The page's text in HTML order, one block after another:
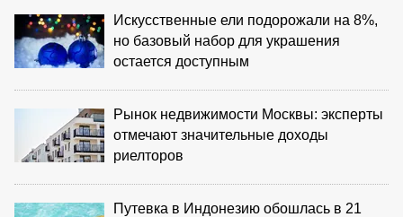
Искусственные ели подорожали на 8%,
но базовый набор для украшения
остается доступным
Рынок недвижимости Москвы: эксперты
отмечают значительные доходы
риелторов
Путевка в Индонезию обошлась в 21